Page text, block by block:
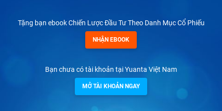
Tặng bạn ebook Chiến Lược Đầu Tư Theo Danh Mục Cổ Phiếu
NHẬN EBOOK
Bạn chưa có tài khoản tại Yuanta Việt Nam
MỞ TÀI KHOẢN NGAY